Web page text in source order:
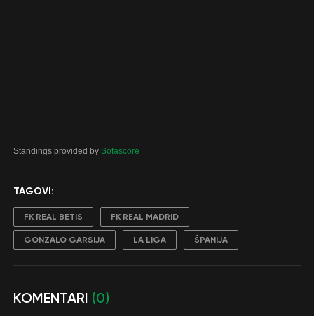
Standings provided by Sofascore
TAGOVI:
FK REAL BETIS FK REAL MADRID
GONZALO GARSIJA LA LIGA ŠPANIJA
KOMENTARI (0)